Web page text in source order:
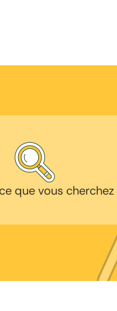
que vous cherchez